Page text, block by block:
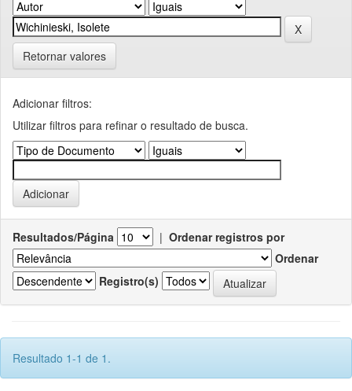
Retornar valores
Adicionar filtros:
Utilizar filtros para refinar o resultado de busca.
Resultados/Página | Ordenar registros por
Ordenar
Registro(s)
Resultado 1-1 de 1.